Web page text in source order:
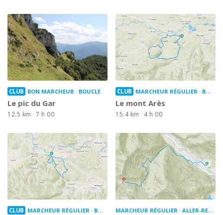
CLUB BON MARCHEUR BOUCLE
Le pic du Gar
12.5 km 7 h 00
CLUB MARCHEUR RÉGULIER BOUCLE
Le mont Arès
15.4 km 4 h 00
CLUB MARCHEUR RÉGULIER BOUCLE MARCHEUR RÉGULIER ALLER-RETOUR